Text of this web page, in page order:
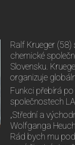
Ralf Krueger
chemické
Slovensku.
organizuje
Funkci přebírá
společnostech
„Střední a
Wolfganga
Rád bych mu